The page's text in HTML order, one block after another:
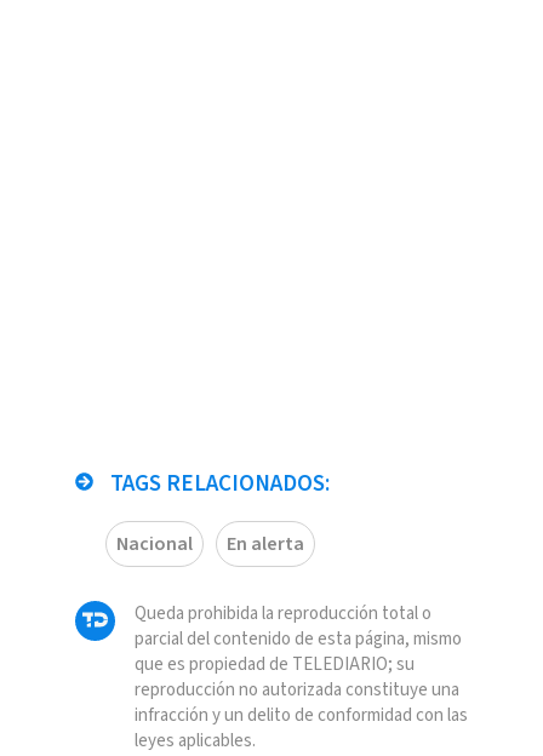
TAGS RELACIONADOS:
Nacional En alerta
Queda prohibida la reproducción total o
parcial del contenido de esta página, mismo
que es propiedad de TELEDIARIO; su
reproducción no autorizada constituye una
infracción y un delito de conformidad con las
leyes aplicables.